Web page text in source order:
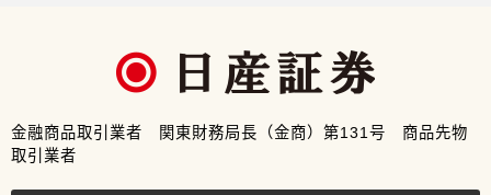
金融商品取引業者 関東財務局長（金商）第131号 商品先物
取引業者